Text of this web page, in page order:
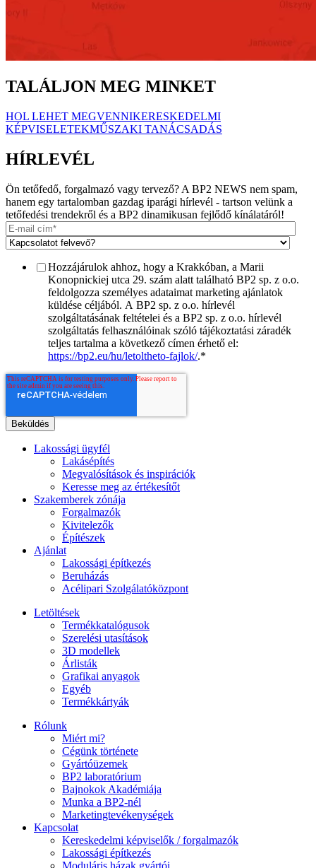
TALÁLJON MEG MINKET
HOL LEHET MEGVENNIKERESKEDELMI
KÉPVISELETEKMŰSZAKI TANÁCSADÁS
HÍRLEVÉL
Ön tetőfedő, forgalmazó vagy tervező? A BP2 NEWS nem spam,
hanem egy tartalomban gazdag iparági hírlevél - tartson velünk a
tetőfedési trendekről és a BP2 dinamikusan fejlődő kínálatáról!
Hozzájárulok ahhoz, hogy a Krakkóban, a Marii
Konopnickiej utca 29. szám alatt található BP2 sp. z o.o.
feldolgozza személyes adataimat marketing ajánlatok
küldése céljából. A BP2 sp. z o.o. hírlevél
szolgáltatásának feltételei és a BP2 sp. z o.o. hírlevél
szolgáltatás felhasználóinak szóló tájékoztatási záradék
teljes tartalma a következő címen érhető el:
https://bp2.eu/hu/letoltheto-fajlok/.*
Lakossági ügyfél
Lakásépítés
Megvalósítások és inspirációk
Keresse meg az értékesítőt
Szakemberek zónája
Forgalmazók
Kivitelezők
Építészek
Ajánlat
Lakossági építkezés
Beruházás
Acélipari Szolgálatóközpont
Letöltések
Termékkatalógusok
Szerelési utasítások
3D modellek
Árlisták
Grafikai anyagok
Egyéb
Termékkártyák
Rólunk
Miért mi?
Cégünk története
Gyártóüzemek
BP2 laboratórium
Bajnokok Akadémiája
Munka a BP2-nél
Marketingtevékenységek
Kapcsolat
Kereskedelmi képviselők / forgalmazók
Lakossági építkezés